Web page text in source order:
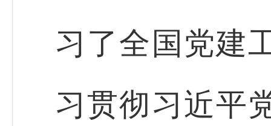
习了全国党建
习贯彻习近平